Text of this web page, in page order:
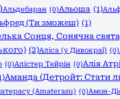
Альдебаран (0)Альоша (1)
(Ти зможеш) (1)
Сонця, Сонячна
(2)Аліса (у Дивокраї) (0)
(0)Алістер Тейрін (0)Алія
Аманда (Детройт: Стати
(Amaterasu) (0)Амон-